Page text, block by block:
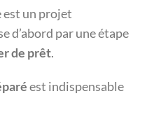
est un projet
d’abord par une étape
de prêt.
est indispensable